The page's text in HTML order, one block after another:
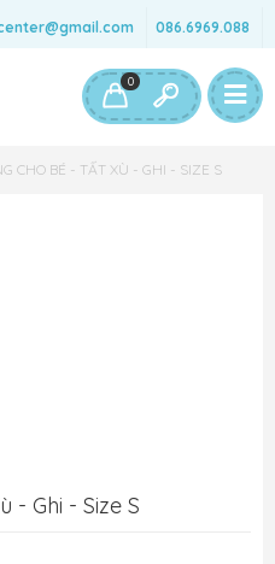
086.6969.088
Kiện 0
CHO BÉ - TẤT XÙ - GHI - SIZE S
- Ghi - Size S